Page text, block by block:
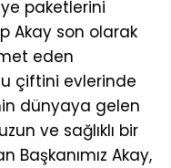
paketlerini
Akay son olarak
eden
çiftini evlerinde
dünyaya gelen
ve sağlıklı bir
Akay,